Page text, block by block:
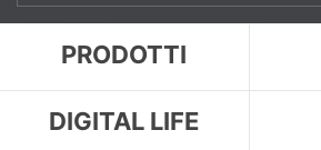
PRODOTTI
DIGITAL LIFE